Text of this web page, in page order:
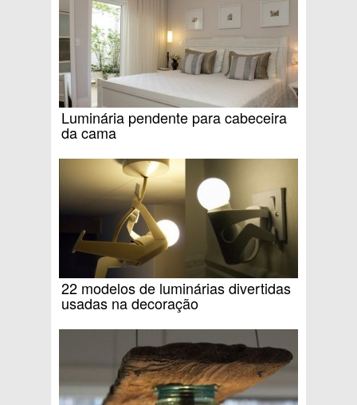
Luminária pendente para cabeceira
da cama
22 modelos de luminárias divertidas
usadas na decoração